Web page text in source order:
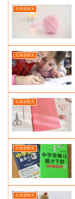
北海道観光
北海道観光
北海道観光
北海道観光
北海道観光